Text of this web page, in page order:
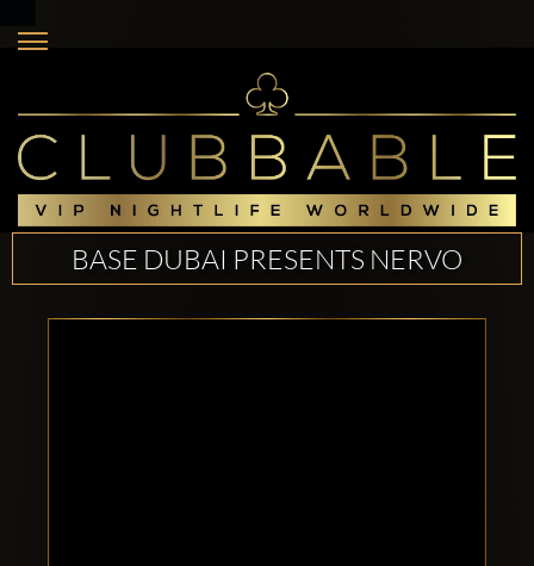
BASE DUBAI PRESENTS NERVO